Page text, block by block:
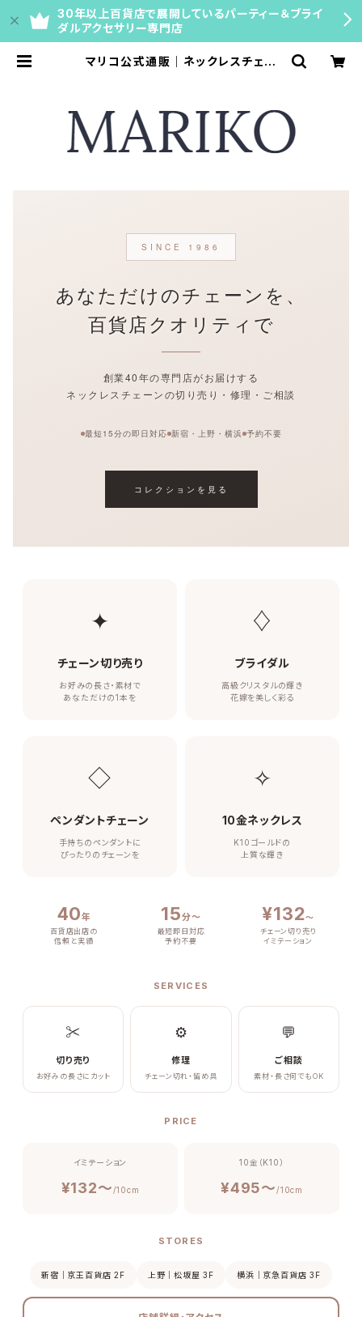
30年以上百貨店で展開しているパーティー＆ブライ
ダルアクセサリー専門店
マリコ公式通販｜ネックレスチェー
SINCE 1986
あなただけのチェーンを、
百貨店クオリティで
創業40年の専門店がお届けする
ネックレスチェーンの切り売り・修理・ご相談
最短15分の即日対応 新宿・上野・横浜 予約不要
コレクションを見る
✦
チェーン切り売り
お好みの長さ・素材で
あなただけの1本を
♢
ブライダル
高級クリスタルの輝き
花嫁を美しく彩る
◇
ペンダントチェーン
手持ちのペンダントに
ぴったりのチェーンを
✧
10金ネックレス
K10ゴールドの
上質な輝き
40年
百貨店出店の
信頼と実績
15分〜
最短即日対応
予約不要
¥132〜
チェーン切り売り
イミテーション
SERVICES
✂
切り売り
お好みの長さにカット
⚙
修理
チェーン切れ・留め具
💬
ご相談
素材・長さ何でもOK
PRICE
イミテーション
¥132〜 /10cm
10金（K10）
¥495〜 /10cm
STORES
新宿｜京王百貨店 2F 上野｜松坂屋 3F 横浜｜京急百貨店 3F